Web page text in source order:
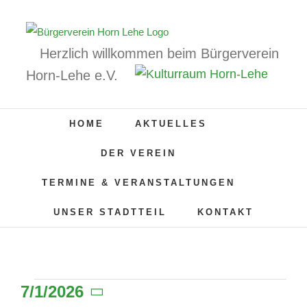
Herzlich willkommen beim Bürgerverein
Horn-Lehe e.V.
HOME AKTUELLES
DER VEREIN
TERMINE & VERANSTALTUNGEN
UNSER STADTTEIL KONTAKT
7/1/2026